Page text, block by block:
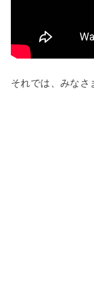
それでは、みなさ